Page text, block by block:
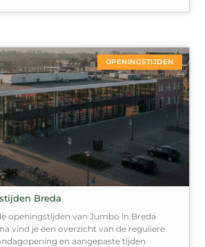
OPENINGSTIJDEN
Breda
openingstijden van Jumbo in Breda
vind je een overzicht van de reguliere
en aangepaste tijden